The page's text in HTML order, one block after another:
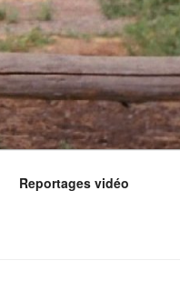
Reportages vidéo